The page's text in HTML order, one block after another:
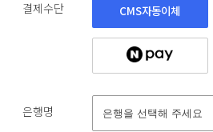
결제수단 CMS자동이체
은행명